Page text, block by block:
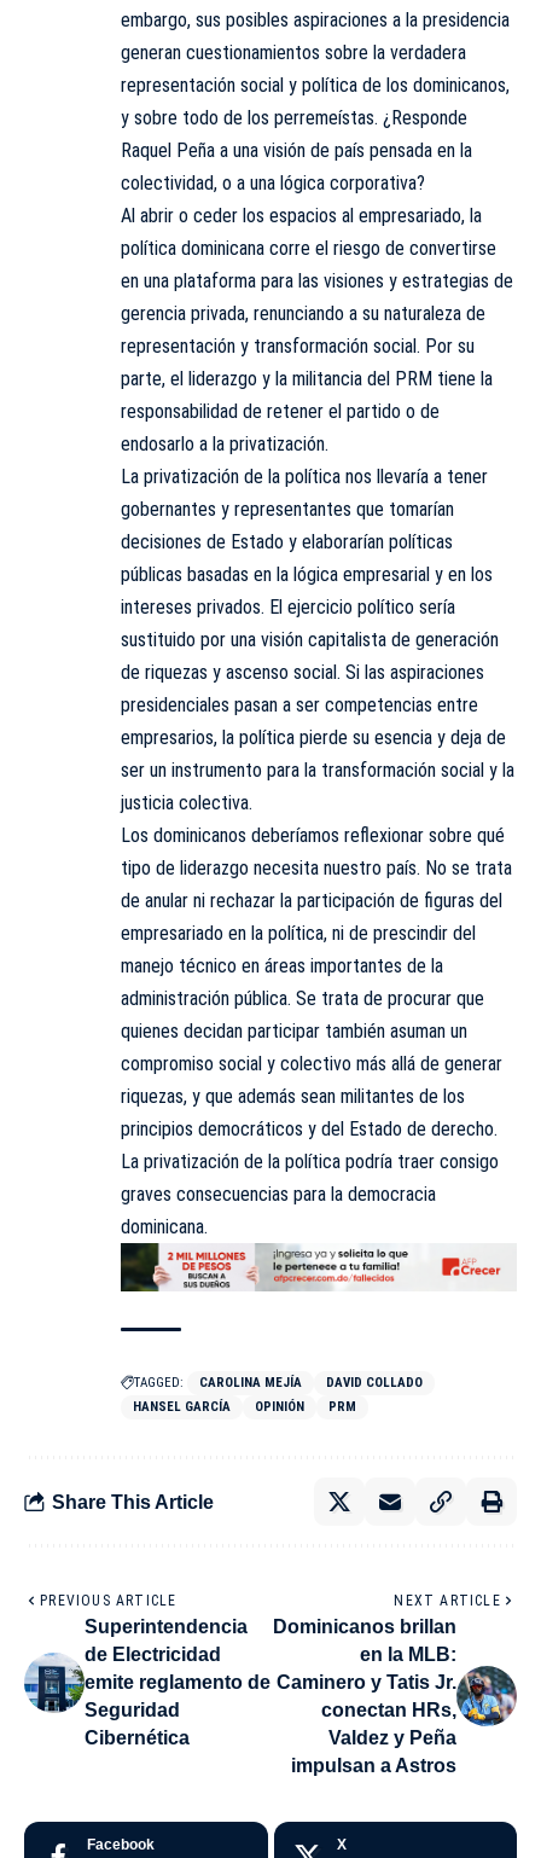
embargo, sus posibles aspiraciones a la presidencia
generan cuestionamientos sobre la verdadera
representación social y política de los dominicanos,
y sobre todo de los perremeístas. ¿Responde
Raquel Peña a una visión de país pensada en la
colectividad, o a una lógica corporativa?
Al abrir o ceder los espacios al empresariado, la
política dominicana corre el riesgo de convertirse
en una plataforma para las visiones y estrategias de
gerencia privada, renunciando a su naturaleza de
representación y transformación social. Por su
parte, el liderazgo y la militancia del PRM tiene la
responsabilidad de retener el partido o de
endosarlo a la privatización.
La privatización de la política nos llevaría a tener
gobernantes y representantes que tomarían
decisiones de Estado y elaborarían políticas
públicas basadas en la lógica empresarial y en los
intereses privados. El ejercicio político sería
sustituido por una visión capitalista de generación
de riquezas y ascenso social. Si las aspiraciones
presidenciales pasan a ser competencias entre
empresarios, la política pierde su esencia y deja de
ser un instrumento para la transformación social y la
justicia colectiva.
Los dominicanos deberíamos reflexionar sobre qué
tipo de liderazgo necesita nuestro país. No se trata
de anular ni rechazar la participación de figuras del
empresariado en la política, ni de prescindir del
manejo técnico en áreas importantes de la
administración pública. Se trata de procurar que
quienes decidan participar también asuman un
compromiso social y colectivo más allá de generar
riquezas, y que además sean militantes de los
principios democráticos y del Estado de derecho.
La privatización de la política podría traer consigo
graves consecuencias para la democracia
dominicana.
TAGGED: CAROLINA MEJÍA
DAVID COLLADO
HANSEL GARCÍA
OPINIÓN PRM
Share This Article
PREVIOUS ARTICLE
Superintendencia
de Electricidad
emite reglamento de
Seguridad
Cibernética
NEXT ARTICLE
Dominicanos brillan
en la MLB:
Caminero y Tatis Jr.
conectan HRs,
Valdez y Peña
impulsan a Astros
Facebook X